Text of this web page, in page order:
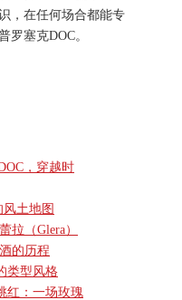
，在任何场合都能专
罗塞克DOC。
，穿越时
土地图
（Glera）
的历程
类型风格
红：一场玫瑰